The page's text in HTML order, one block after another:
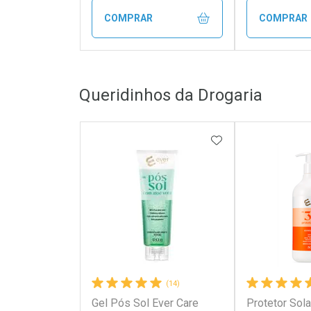
COMPRAR
Laboratório
Ativar Desconto
Por Menos
COMPRAR
Ativar
Por
Queridinhos da Drogaria
(14)
Gel Pós Sol Ever Care
ADICIONAR AOS
Protetor